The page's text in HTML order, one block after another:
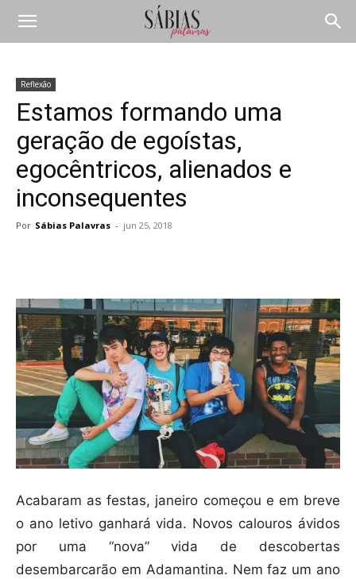
Reflexão
Estamos formando uma
geração de egoístas,
egocêntricos, alienados e
inconsequentes
Por Sábias Palavras - jun 25, 2018
Acabaram as festas, janeiro começou e em breve
o ano letivo ganhará vida. Novos calouros ávidos
por uma “nova” vida de descobertas
desembarcarão em Adamantina. Nem faz um ano